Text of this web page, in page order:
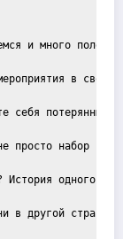
и много
в
себя
просто набор
История одного
в другой